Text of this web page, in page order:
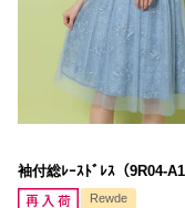
袖付総ﾚｰｽﾄﾞﾚｽ（9R04-
Rewde